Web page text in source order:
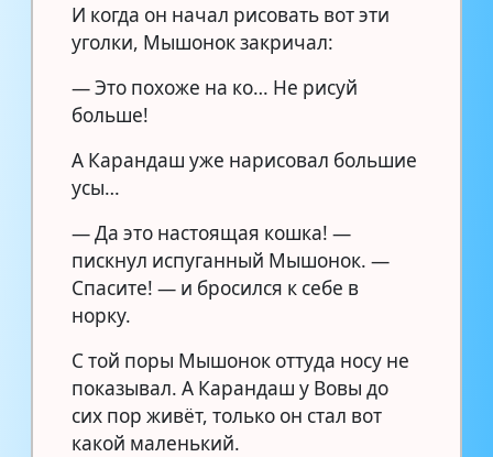
И когда он начал рисовать вот эти
уголки, Мышонок закричал:
— Это похоже на ко… Не рисуй
больше!
А Карандаш уже нарисовал большие
усы…
— Да это настоящая кошка! —
пискнул испуганный Мышонок. —
Спасите! — и бросился к себе в
норку.
С той поры Мышонок оттуда носу не
показывал. А Карандаш у Вовы до
сих пор живёт, только он стал вот
какой маленький.